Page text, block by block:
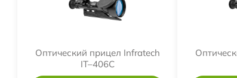
Оптический прицел Infratech
IT–406С